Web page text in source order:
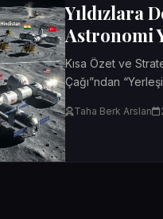
Yıldızlara
Astronomi
Kısa Özet ve
Çağı”ndan
Taha Berk Arslan